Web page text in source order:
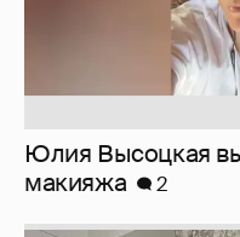
Юлия Высоцкая
макияжа
2